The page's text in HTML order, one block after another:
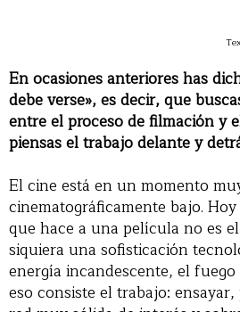
En ocasiones anteriores has
debe verse», es decir, que
entre el proceso de filmación y
piensas el trabajo delante y
El cine está en un momento
cinematográficamente bajo.
que hace a una película no es
siquiera una sofisticación
energía incandescente, el
eso consiste el trabajo: